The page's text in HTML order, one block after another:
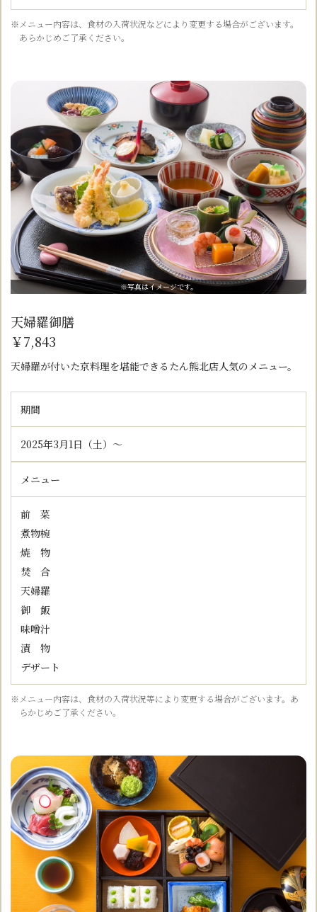
※メニュー内容は、食材の入荷状況などにより変更する場合がございます。
あらかじめご了承ください。
※写真はイメージです。
天婦羅御膳
￥7,843
天婦羅が付いた京料理を堪能できるたん熊北店人気のメニュー。
期間
2025年3月1日（土）～
メニュー
前 菜
煮物椀
焼 物
焚 合
天婦羅
御 飯
味噌汁
漬 物
デザート
※メニュー内容は、食材の入荷状況等により変更する場合がございます。あ
らかじめご了承ください。